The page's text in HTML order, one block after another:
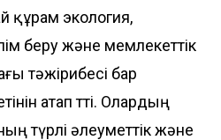
құрам экология,
беру және мемлекеттік
тәжірибесі бар
атап өтті. Олардың
түрлі әлеуметтік және